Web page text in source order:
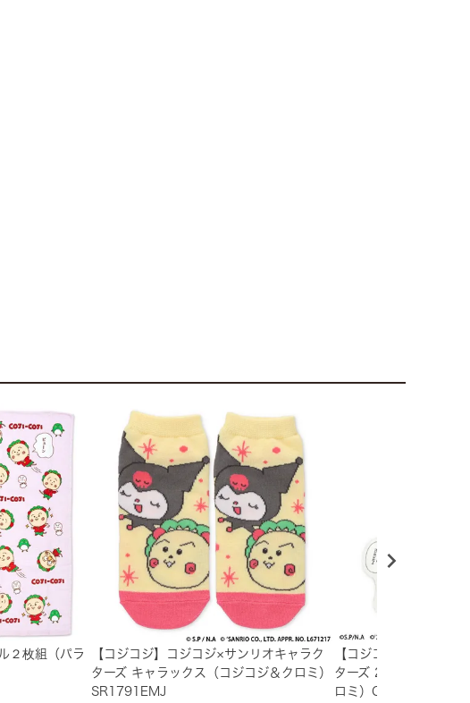
２枚組（パラ
【コジコジ】コジコジ×サンリオキャラク
ターズ キャラックス（コジコジ＆クロミ）
SR1791EMJ
【コジコジ】コジコジ
ターズ 2連アクリルキ
ロミ）CJSR-034